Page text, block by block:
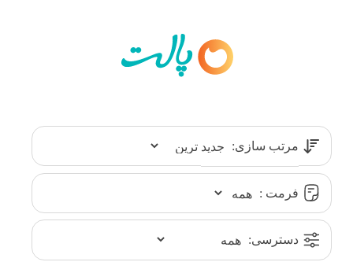
مرتب سازی:
فرمت :
دسترسی: